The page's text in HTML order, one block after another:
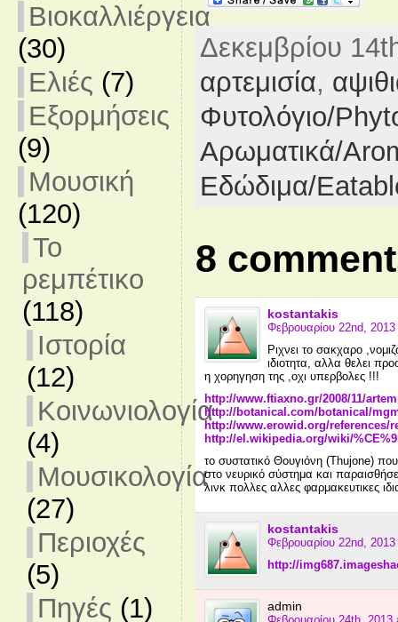
Βιοκαλλιέργεια
(30)
Ελιές (7)
Εξορμήσεις
(9)
Μουσική
(120)
Το
ρεμπέτικο
(118)
Ιστορία
(12)
Κοινωνιολογία
(4)
Μουσικολογία
(27)
Περιοχές
(5)
Πηγές (1)
Δεκεμβρίου
αρτεμισία,
Φυτολόγιο/
Αρωματικά/
Εδώδιμα/
8
kostantakis
Φεβρουαρίου 22nd,
Ριχνει το σακχαρο
ιδιοτητα, αλλα θελει
η χορηγηση της ,οχι υπερβολες !!!
http://www.ftiaxno.gr/2008/11/
http://botanical.com/botanical/
http://www.erowid.org/references/
http://el.wikipedia.org/wiki/
το συστατικό Θουγιόνη (Thujone)
στο νευρικό σύστημα και
λινκ πολλες αλλες φαρμακευτικες
kostantakis
Φεβρουαρίου 22nd,
http://
admin